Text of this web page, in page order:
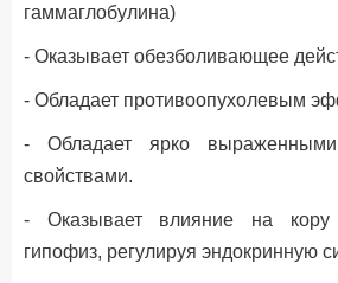
гаммаглобулина)
- Оказывает обезболивающее
- Обладает противоопухолевым
- Обладает ярко выраженными
свойствами.
- Оказывает влияние на кору
гипофиз, регулируя эндокринную